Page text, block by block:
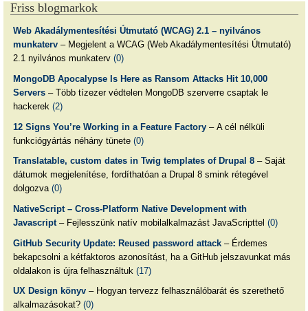
Friss blogmarkok
Web Akadálymentesítési Útmutató (WCAG) 2.1 – nyilvános
munkaterv– Megjelent a WCAG (Web Akadálymentesítési Útmutató)
2.1 nyilvános munkaterv (0)
MongoDB Apocalypse Is Here as Ransom Attacks Hit 10,000
Servers– Több tízezer védtelen MongoDB szerverre csaptak le
hackerek (2)
12 Signs You’re Working in a Feature Factory– A cél nélküli
funkciógyártás néhány tünete (0)
Translatable, custom dates in Twig templates of Drupal 8– Saját
dátumok megjelenítése, fordíthatóan a Drupal 8 smink rétegével
dolgozva (0)
NativeScript – Cross-Platform Native Development with
Javascript– Fejlesszünk natív mobilalkalmazást JavaScripttel (0)
GitHub Security Update: Reused password attack– Érdemes
bekapcsolni a kétfaktoros azonosítást, ha a GitHub jelszavunkat más
oldalakon is újra felhasználtuk (17)
UX Design könyv– Hogyan tervezz felhasználóbarát és szerethető
alkalmazásokat? (0)